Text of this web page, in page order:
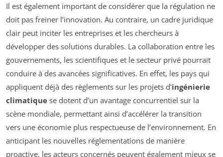
Il est également important de considérer que la régulation ne
doit pas freiner l’innovation. Au contraire, un cadre juridique
clair peut inciter les entreprises et les chercheurs à
développer des solutions durables. La collaboration entre les
gouvernements, les scientifiques et le secteur privé pourrait
conduire à des avancées significatives. En effet, les pays qui
appliquent déjà des règlements sur les projets d’ingénierie
climatique se dotent d’un avantage concurrentiel sur la
scène mondiale, permettant ainsi d’accélérer la transition
vers une économie plus respectueuse de l’environnement. En
anticipant les nouvelles réglementations de manière
proactive, les acteurs concernés peuvent également mieux se